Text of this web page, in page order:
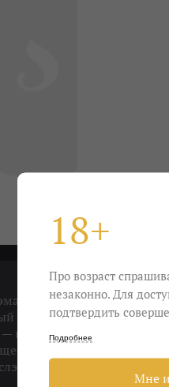
замиксует в соседних
бочонок с лесными и
всё сплошь добрые
вино. Подойдёт как для
18+
Про возраст
незаконно. Для
подтвердить
Подробнее
Мне